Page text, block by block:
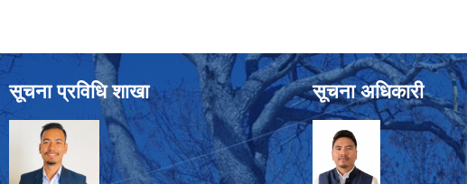
सूचना प्रविधि शाखा सूचना अधिकारी